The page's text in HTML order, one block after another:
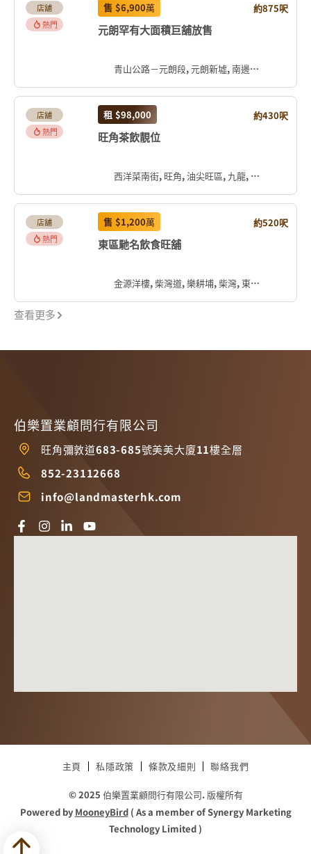
查看更多
店舖
熱門
售 $6,900萬 約875呎
元朗罕有大面積巨舖放售
青山公路－元朗段, 元朗新墟, 南邊圍, 元朗區, 新界, 香港, 中国
店舖
熱門
租 $98,000 約430呎
旺角茶飲靚位
西洋菜南街, 旺角, 油尖旺區, 九龍, 香港, 中国
店舖
熱門
售 $1,200萬 約520呎
東區馳名飲食旺舖
金源洋樓, 柴灣道, 樂耕埔, 柴灣, 東區, 香港島, 香港, 中国
伯樂置業顧問行有限公司
旺角彌敦道683-685號美美大廈11樓全層
852-23112668
info@landmasterhk.com
主頁 私隱政策 條款及細則 聯絡我們
© 2025 伯樂置業顧問行有限公司. 版權所有
Powered by MooneyBird( As a member of Synergy Marketing
Technology Limited )